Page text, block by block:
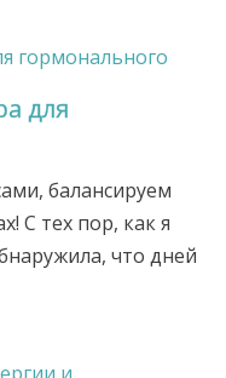
для
балансируем
С тех пор, как я
что дней